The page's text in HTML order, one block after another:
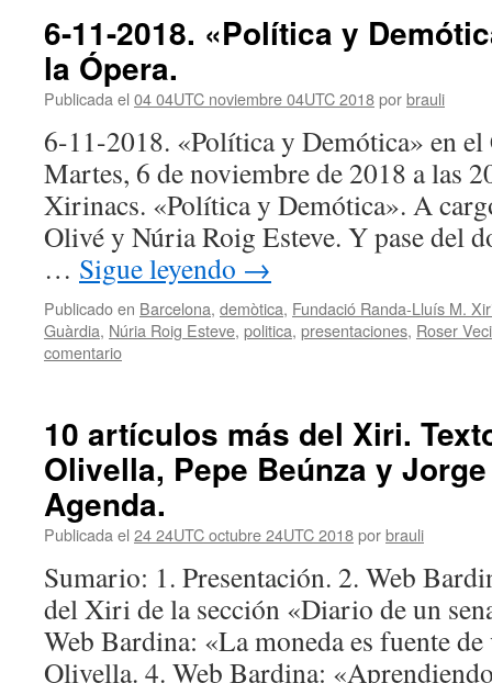
6-11-2018. «Política y
la Ópera.
Publicada el 04 04UTC noviembre 04UTC 2018porbrauli
6-11-2018. «Política y Demótica» en el
Martes, 6 de noviembre de 2018 a las
Xirinacs. «Política y Demótica». A
Olivé y Núria Roig Esteve. Y pase del
… Sigue leyendo →
Publicado en Barcelona, demòtica, Fundació Randa-Lluís M.
Guàrdia, Núria Roig Esteve, politica, presentaciones, Roser
comentario
10 artículos más del Xiri.
Olivella, Pepe Beúnza y
Agenda.
Publicada el 24 24UTC octubre 24UTC 2018porbrauli
Sumario: 1. Presentación. 2. Web
del Xiri de la sección «Diario de un
Web Bardina: «La moneda es fuente
Olivella. 4. Web Bardina: